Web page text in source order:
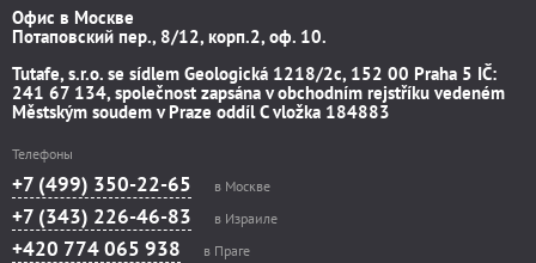
Офис в Москве
Потаповский пер., 8/12, корп.2, оф. 10.
Tutafe, s.r.o. se sídlem Geologická 1218/2c, 152 00 Praha 5 IČ:
241 67 134, společnost zapsána v obchodním rejstříku vedeném
Městským soudem v Praze oddíl C vložka 184883
Телефоны
+7 (499) 350-22-65 в Москве
+7 (343) 226-46-83 в Израиле
+420 774 065 938 в Праге